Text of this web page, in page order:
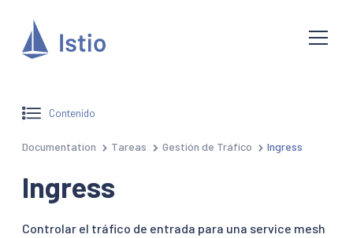
Contenido
Documentation Tareas Gestión de Tráfico Ingress
Ingress
Controlar el tráfico de entrada para una service mesh